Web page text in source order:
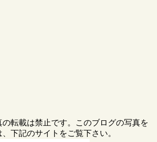
の転載は禁止です。このブログの写真を
下記のサイトをご覧下さい。